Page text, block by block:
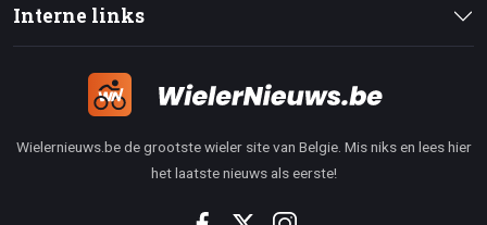
Interne links
Wielernieuws.be de grootste wieler site van Belgie. Mis niks en lees hier
het laatste nieuws als eerste!